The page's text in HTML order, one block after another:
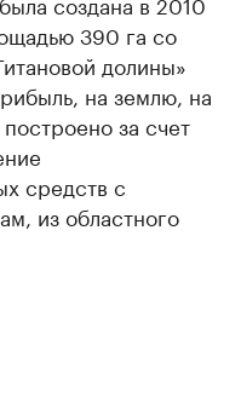
390 га со
долины»
на землю, на
за счет
средств с
из областного